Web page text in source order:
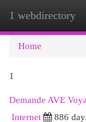
1 webdirectory
Home
1
Demande AVE
Internet
886